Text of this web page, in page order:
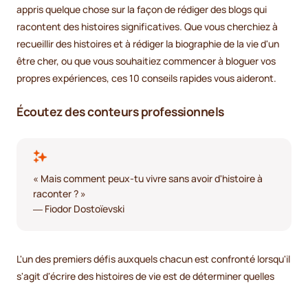
appris quelque chose sur la façon de rédiger des blogs qui
racontent des histoires significatives. Que vous cherchiez à
recueillir des histoires et à rédiger la biographie de la vie d'un
être cher, ou que vous souhaitiez commencer à bloguer vos
propres expériences, ces 10 conseils rapides vous aideront.
Écoutez des conteurs professionnels
« Mais comment peux-tu vivre sans avoir d'histoire à
raconter ? »
― Fiodor Dostoïevski
L'un des premiers défis auxquels chacun est confronté lorsqu'il
s'agit d'écrire des histoires de vie est de déterminer quelles